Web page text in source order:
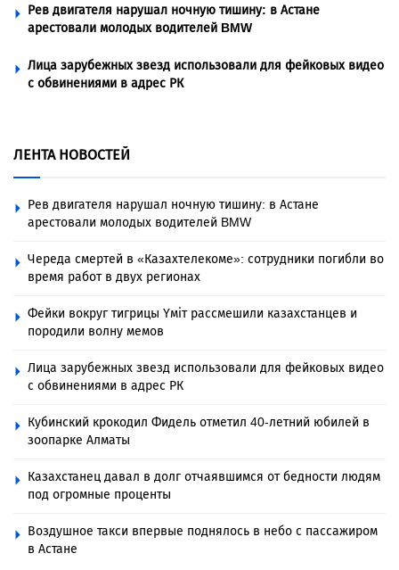
Рев двигателя нарушал ночную тишину: в Астане
арестовали молодых водителей BMW
Лица зарубежных звезд использовали для фейковых видео
с обвинениями в адрес РК
ЛЕНТА НОВОСТЕЙ
Рев двигателя нарушал ночную тишину: в Астане
арестовали молодых водителей BMW
Череда смертей в «Казахтелекоме»: сотрудники погибли во
время работ в двух регионах
Фейки вокруг тигрицы Үміт рассмешили казахстанцев и
породили волну мемов
Лица зарубежных звезд использовали для фейковых видео
с обвинениями в адрес РК
Кубинский крокодил Фидель отметил 40-летний юбилей в
зоопарке Алматы
Казахстанец давал в долг отчаявшимся от бедности людям
под огромные проценты
Воздушное такси впервые поднялось в небо с пассажиром
в Астане